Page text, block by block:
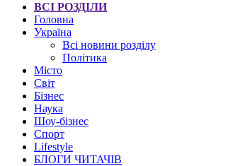
ВСІ РОЗДІЛИ
Головна
Україна
Всі новини розділу
Політика
Місто
Світ
Бізнес
Наука
Шоу-бізнес
Спорт
Lifestyle
БЛОГИ ЧИТАЧІВ